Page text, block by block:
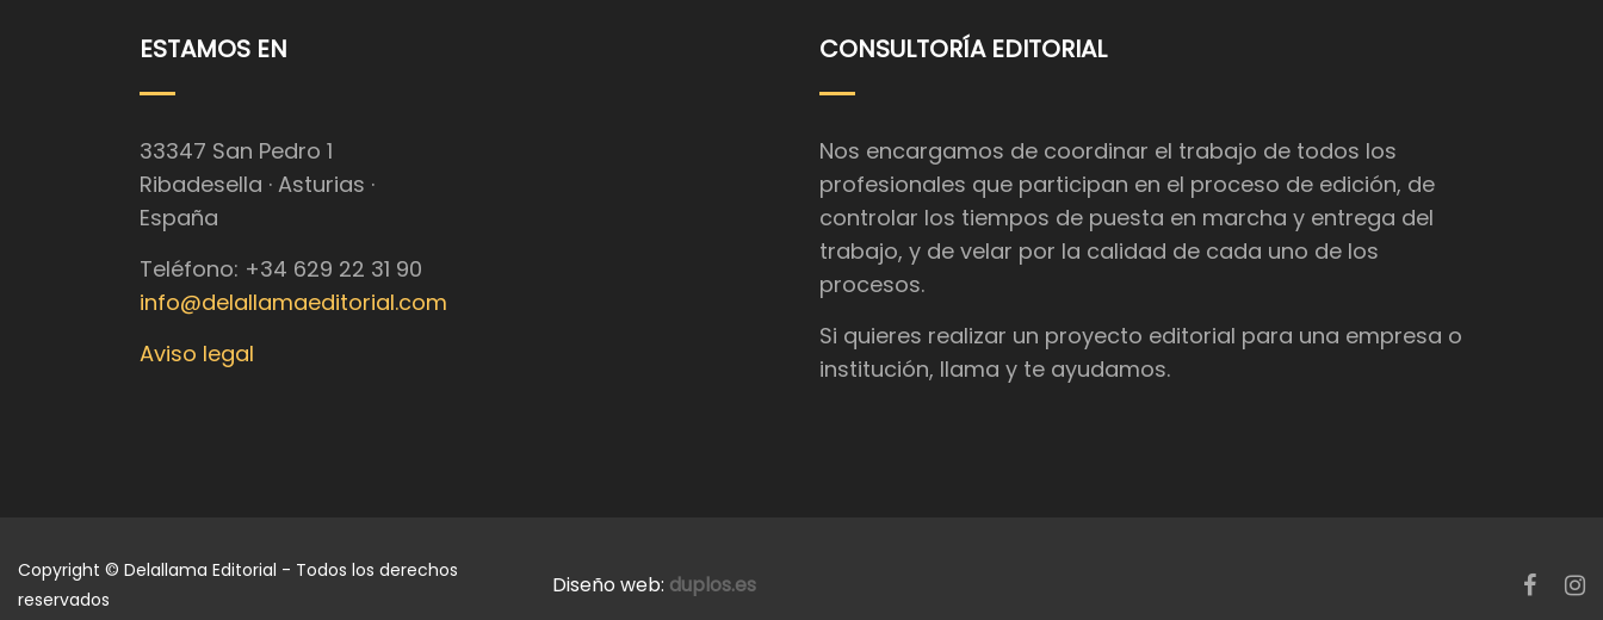
ESTAMOS EN
33347 San Pedro 1
Ribadesella · Asturias ·
España
Teléfono: +34 629 22 31 90
info@delallamaeditorial.com
Aviso legal
CONSULTORÍA EDITORIAL
Nos encargamos de coordinar el trabajo de todos los
profesionales que participan en el proceso de edición, de
controlar los tiempos de puesta en marcha y entrega del
trabajo, y de velar por la calidad de cada uno de los
procesos.
Si quieres realizar un proyecto editorial para una empresa o
institución, llama y te ayudamos.
Copyright © Delallama Editorial - Todos los derechos
reservados
Diseño web: duplos.es